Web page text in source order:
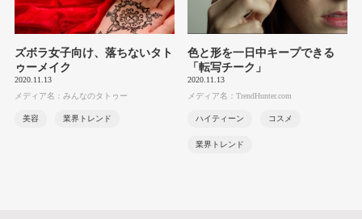
ズボラ女子向け、落ちないタト
ゥーメイク
2020.11.13
メディア名：みんなのタトゥー
美容 業界トレンド
色と形を一日中キープできる
「転写チーク」
2020.11.13
メディア名：TrendHunter.com
ハイティーン コスメ
業界トレンド